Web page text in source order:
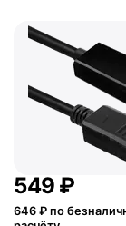
‍549‍ ₽
646 ₽ по